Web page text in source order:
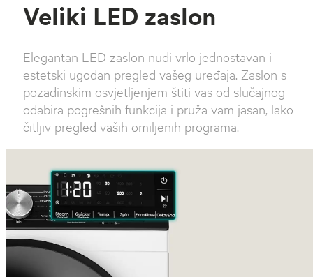
Veliki LED zaslon
Elegantan LED zaslon nudi vrlo jednostavan i
estetski ugodan pregled vašeg uređaja. Zaslon s
pozadinskim osvjetljenjem štiti vas od slučajnog
odabira pogrešnih funkcija i pruža vam jasan, lako
čitljiv pregled vaših omiljenih programa.